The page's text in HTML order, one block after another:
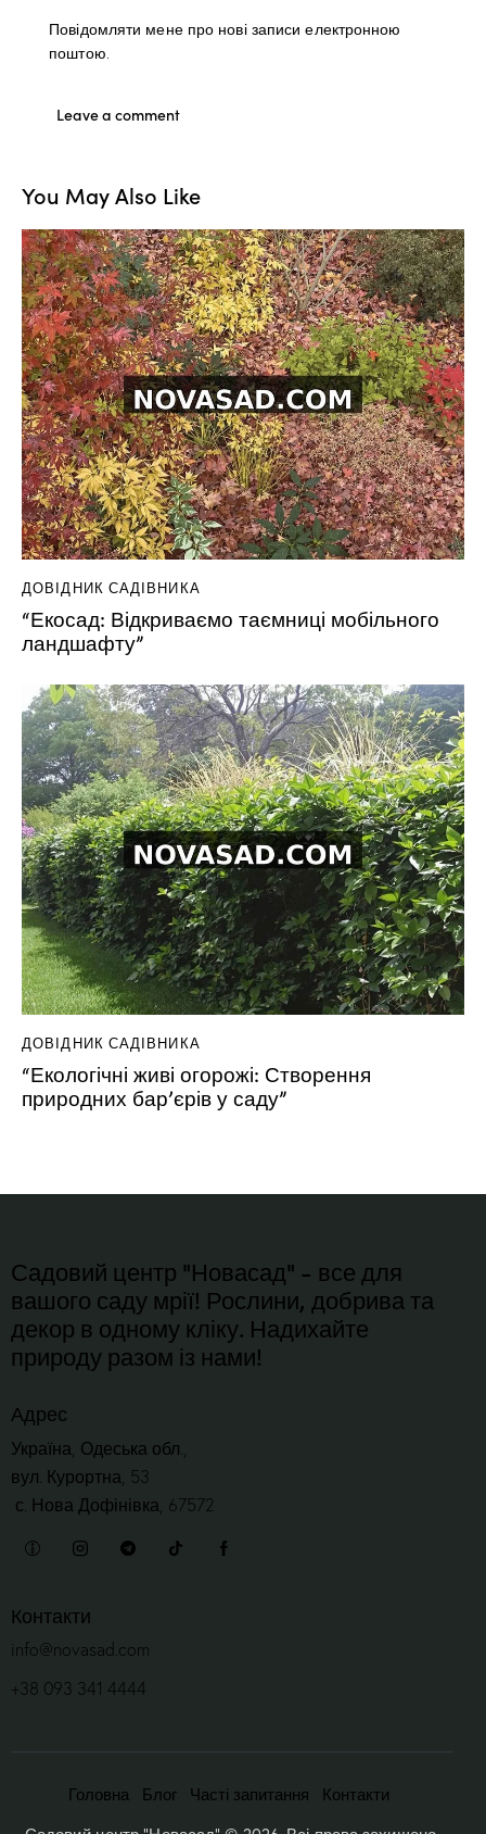
Повідомляти мене про нові записи електронною
поштою.
You May Also Like
ДОВІДНИК САДІВНИКА
“Екосад: Відкриваємо таємниці мобільного
ландшафту”
ДОВІДНИК САДІВНИКА
“Екологічні живі огорожі: Створення
природних бар’єрів у саду”
Садовий центр "Новасад" - все для
вашого саду мрії! Рослини, добрива та
декор в одному кліку. Надихайте
природу разом із нами!
Адрес
Україна, Одеська обл.,
вул. Курортна, 53
с. Нова Дофінівка, 67572
Контакти
info@novasad.com
+38 093 341 4444
Головна Блог Часті запитання
Контакти